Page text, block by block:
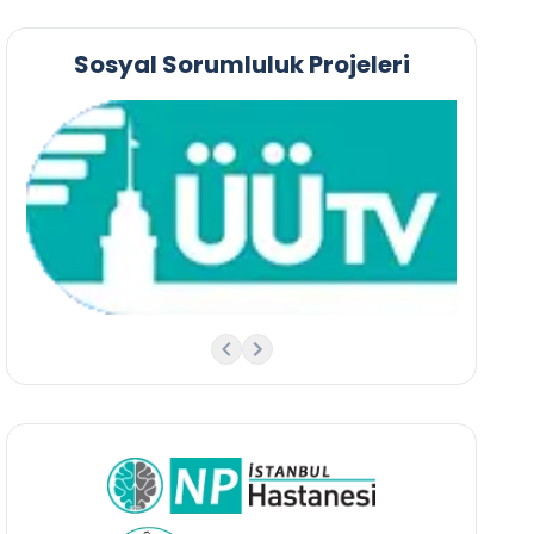
Sosyal Sorumluluk Projeleri